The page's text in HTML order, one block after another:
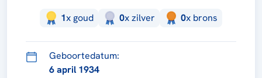
1xgoud 0xzilver 0x brons
Geboortedatum:
6 april 1934